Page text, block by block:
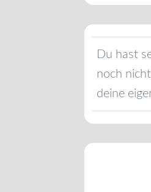
Du hast
noch
deine